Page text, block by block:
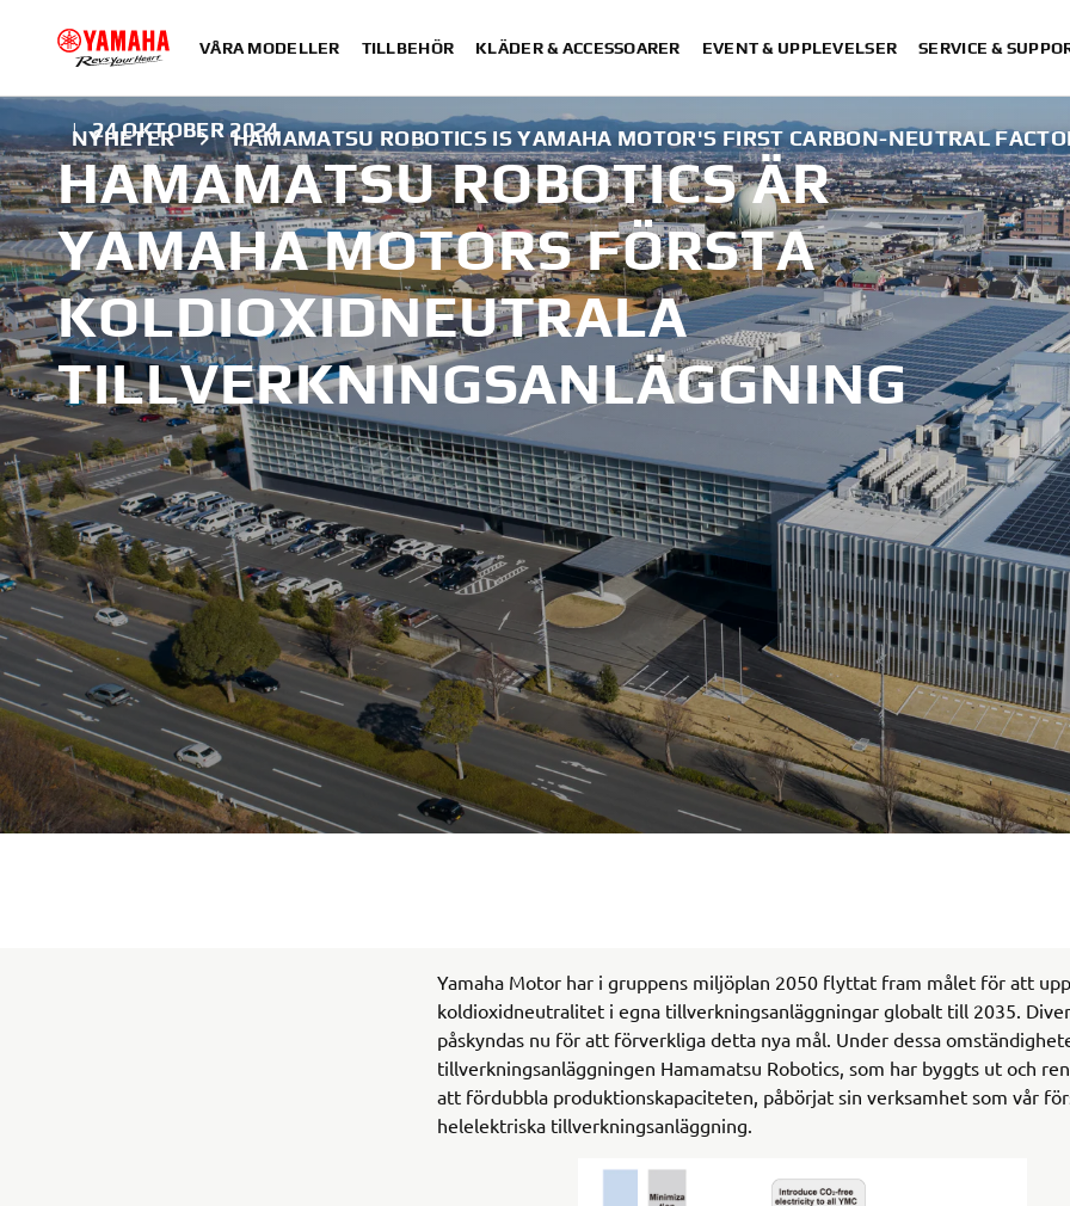
VÅRA MODELLER TILLBEHÖR KLÄDER & ACCESSOARER EVENT & UPPLEVELSER SERVICE &
NYHETER HAMAMATSU ROBOTICS IS YAMAHA MOTOR'S FIRST CARBON-NEUTRAL
| 24 OKTOBER 2024
HAMAMATSU ROBOTICS ÄR
YAMAHA MOTORS FÖRSTA
KOLDIOXIDNEUTRALA
TILLVERKNINGSANLÄGGNING
Yamaha Motor har i gruppens miljöplan 2050 flyttat fram målet för att
koldioxidneutralitet i egna tillverkningsanläggningar globalt till 2035.
påskyndas nu för att förverkliga detta nya mål. Under dessa
tillverkningsanläggningen Hamamatsu Robotics, som har byggts ut och
att fördubbla produktionskapaciteten, påbörjat sin verksamhet som vår
helelektriska tillverkningsanläggning.